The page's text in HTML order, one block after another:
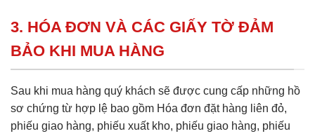
3. HÓA ĐƠN VÀ CÁC GIẤY TỜ ĐẢM
BẢO KHI MUA HÀNG
Sau khi mua hàng quý khách sẽ được cung cấp những hồ
sơ chứng từ hợp lệ bao gồm Hóa đơn đặt hàng liên đỏ,
phiếu giao hàng, phiếu xuất kho, phiếu giao hàng, phiếu